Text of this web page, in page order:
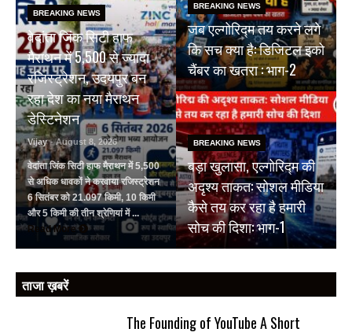
BREAKING NEWS
वेदांता जिंक सिटी हाफ
मैराथन में 5,500 से ज्यादा
रजिस्ट्रेशन, उदयपुर बन
रहा देश का नया मैराथन
डेस्टिनेशन
Vijay - August 8, 2026
वेदांता जिंक सिटी हाफ मैराथन में 5,500
से अधिक धावकों ने करवाया रजिस्ट्रेशन
6 सितंबर को 21.097 किमी, 10 किमी
और 5 किमी की तीन श्रेणियां में ...
Read More
BREAKING NEWS
जब एल्गोरिद्म तय करने लगे
कि सच क्या है: डिजिटल इको
चैंबर का खतरा : भाग-2
BREAKING NEWS
बड़ा खुलासा, एल्गोरिद्म की
अदृश्य ताकत: सोशल मीडिया
कैसे तय कर रहा है हमारी
सोच की दिशा: भाग-1
ताजा ख़बरें
The Founding of YouTube A Short